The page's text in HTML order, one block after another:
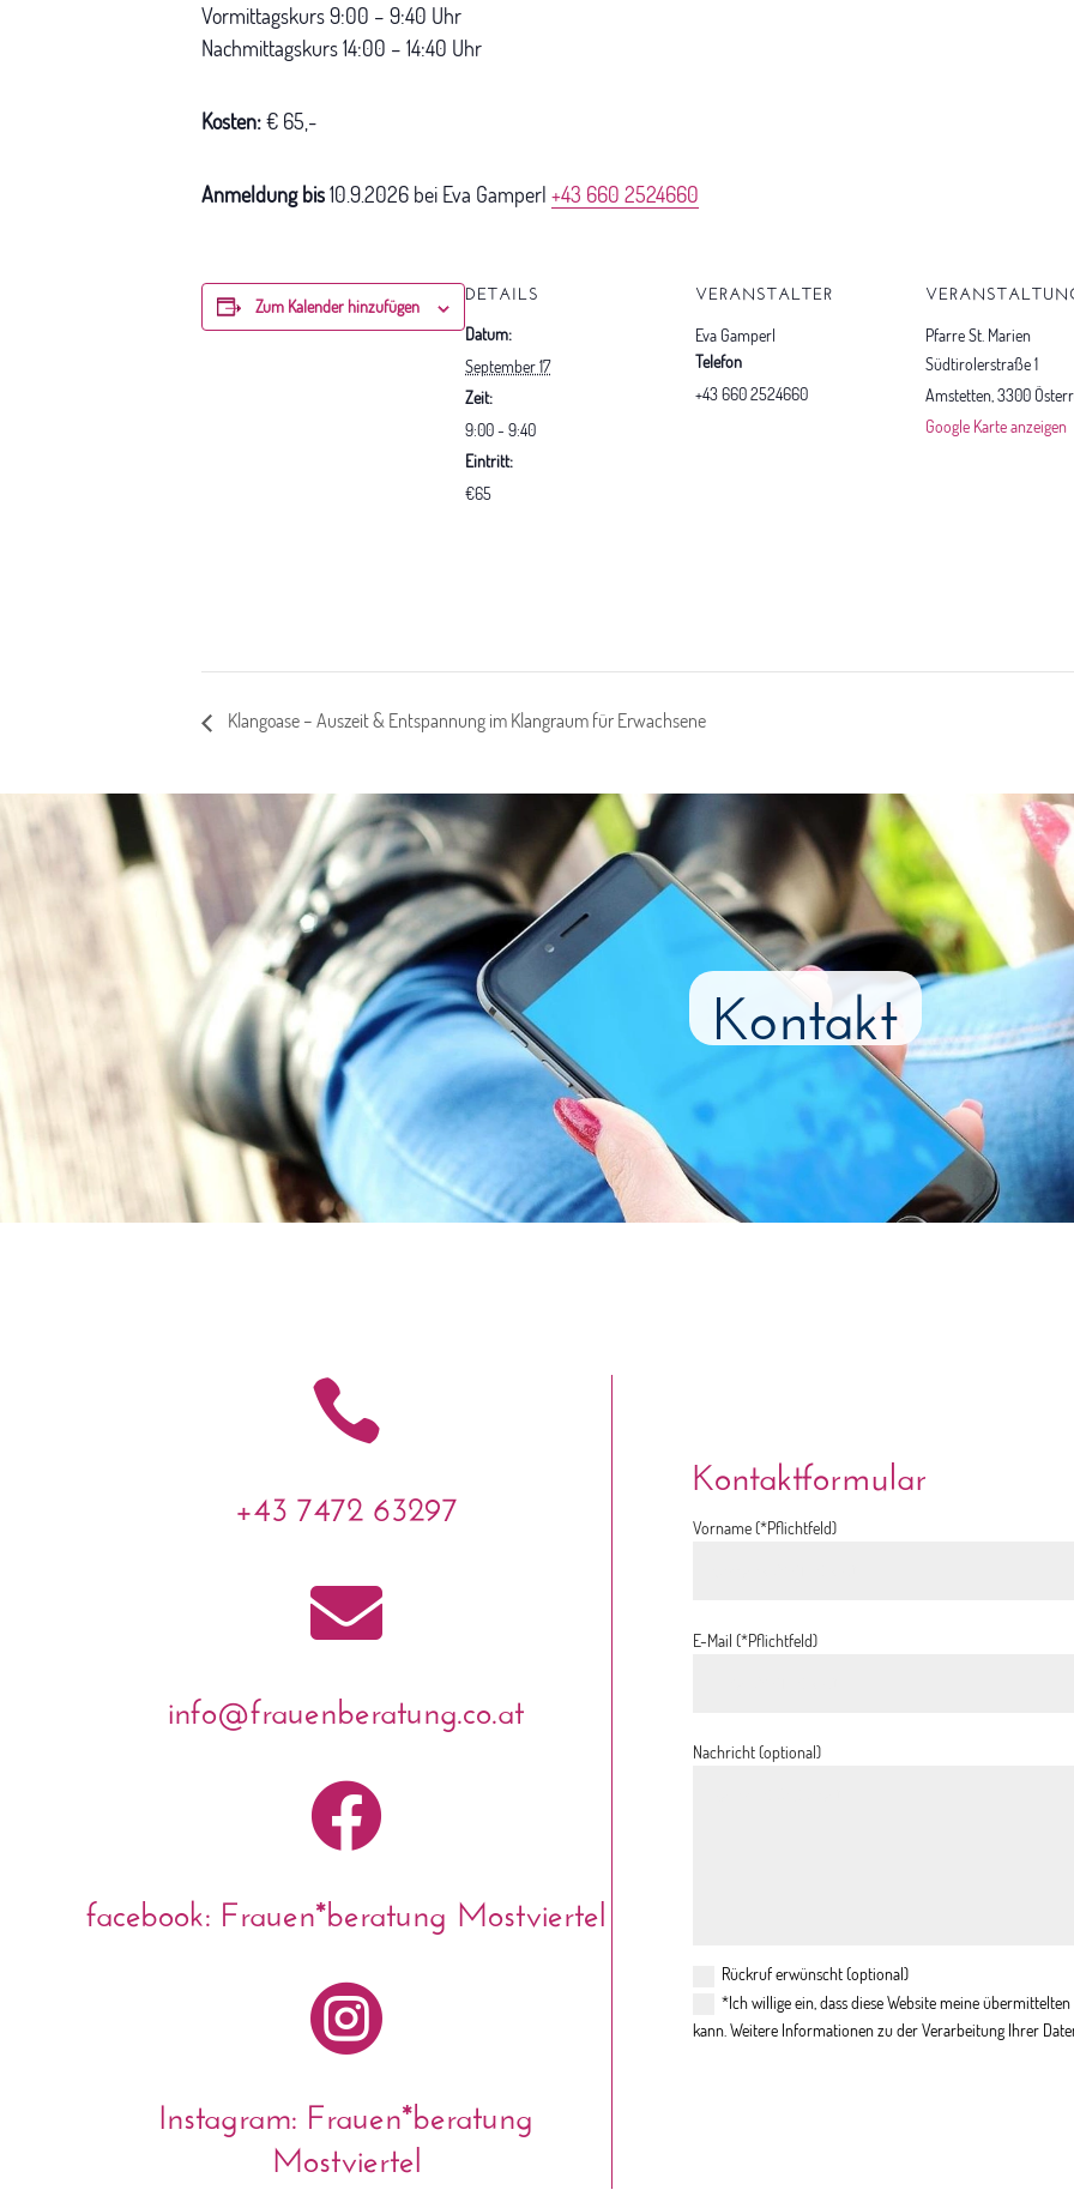
Vormittagskurs 9:00 – 9:40 Uhr
Nachmittagskurs 14:00 – 14:40 Uhr
Kosten:€ 65,-
Anmeldung bis10.9.2026 bei Eva Gamperl +43 660 2524660
Zum Kalender hinzufügen
DETAILS
Datum:
September 17
Zeit:
9:00 - 9:40
Eintritt:
€65
VERANSTALTER
Eva Gamperl
Telefon
+43 660 2524660
Pfarre St. Marien
Südtirolerstraße 1
Amstetten 3300
Google Karte anzeigen
Klangoase – Auszeit & Entspannung im Klangraum für Erwachsene
Kontakt

+43 7472 63297

info@frauenberatung.co.at

facebook: Frauen*beratung Mostviertel

Instagram: Frauen*beratung
Mostviertel
Kontaktformular
Vorname (*Pflichtfeld)
E-Mail (*Pflichtfeld)
Nachricht (optional)
Rückruf erwünscht (optional)
*Ich willige ein, dass diese Website meine
kann. Weitere Informationen zu der Verarbeitung Ihrer